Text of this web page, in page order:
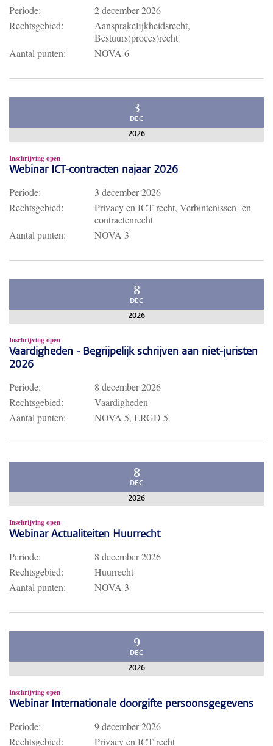
Periode:
2 december 2026
Rechtsgebied:
Aansprakelijkheidsrecht,
Bestuurs(proces)recht
Aantal punten:
NOVA 6
3
DEC
2026
Inschrijving open
Webinar ICT-contracten najaar 2026
Periode:
3 december 2026
Rechtsgebied:
Privacy en ICT recht, Verbintenissen- en
contractenrecht
Aantal punten:
NOVA 3
8
DEC
2026
Inschrijving open
Vaardigheden - Begrijpelijk schrijven aan niet-juristen
2026
Periode:
8 december 2026
Rechtsgebied:
Vaardigheden
Aantal punten:
NOVA 5, LRGD 5
8
DEC
2026
Inschrijving open
Webinar Actualiteiten Huurrecht
Periode:
8 december 2026
Rechtsgebied:
Huurrecht
Aantal punten:
NOVA 3
9
DEC
2026
Inschrijving open
Webinar Internationale doorgifte persoonsgegevens
Periode:
9 december 2026
Rechtsgebied:
Privacy en ICT recht